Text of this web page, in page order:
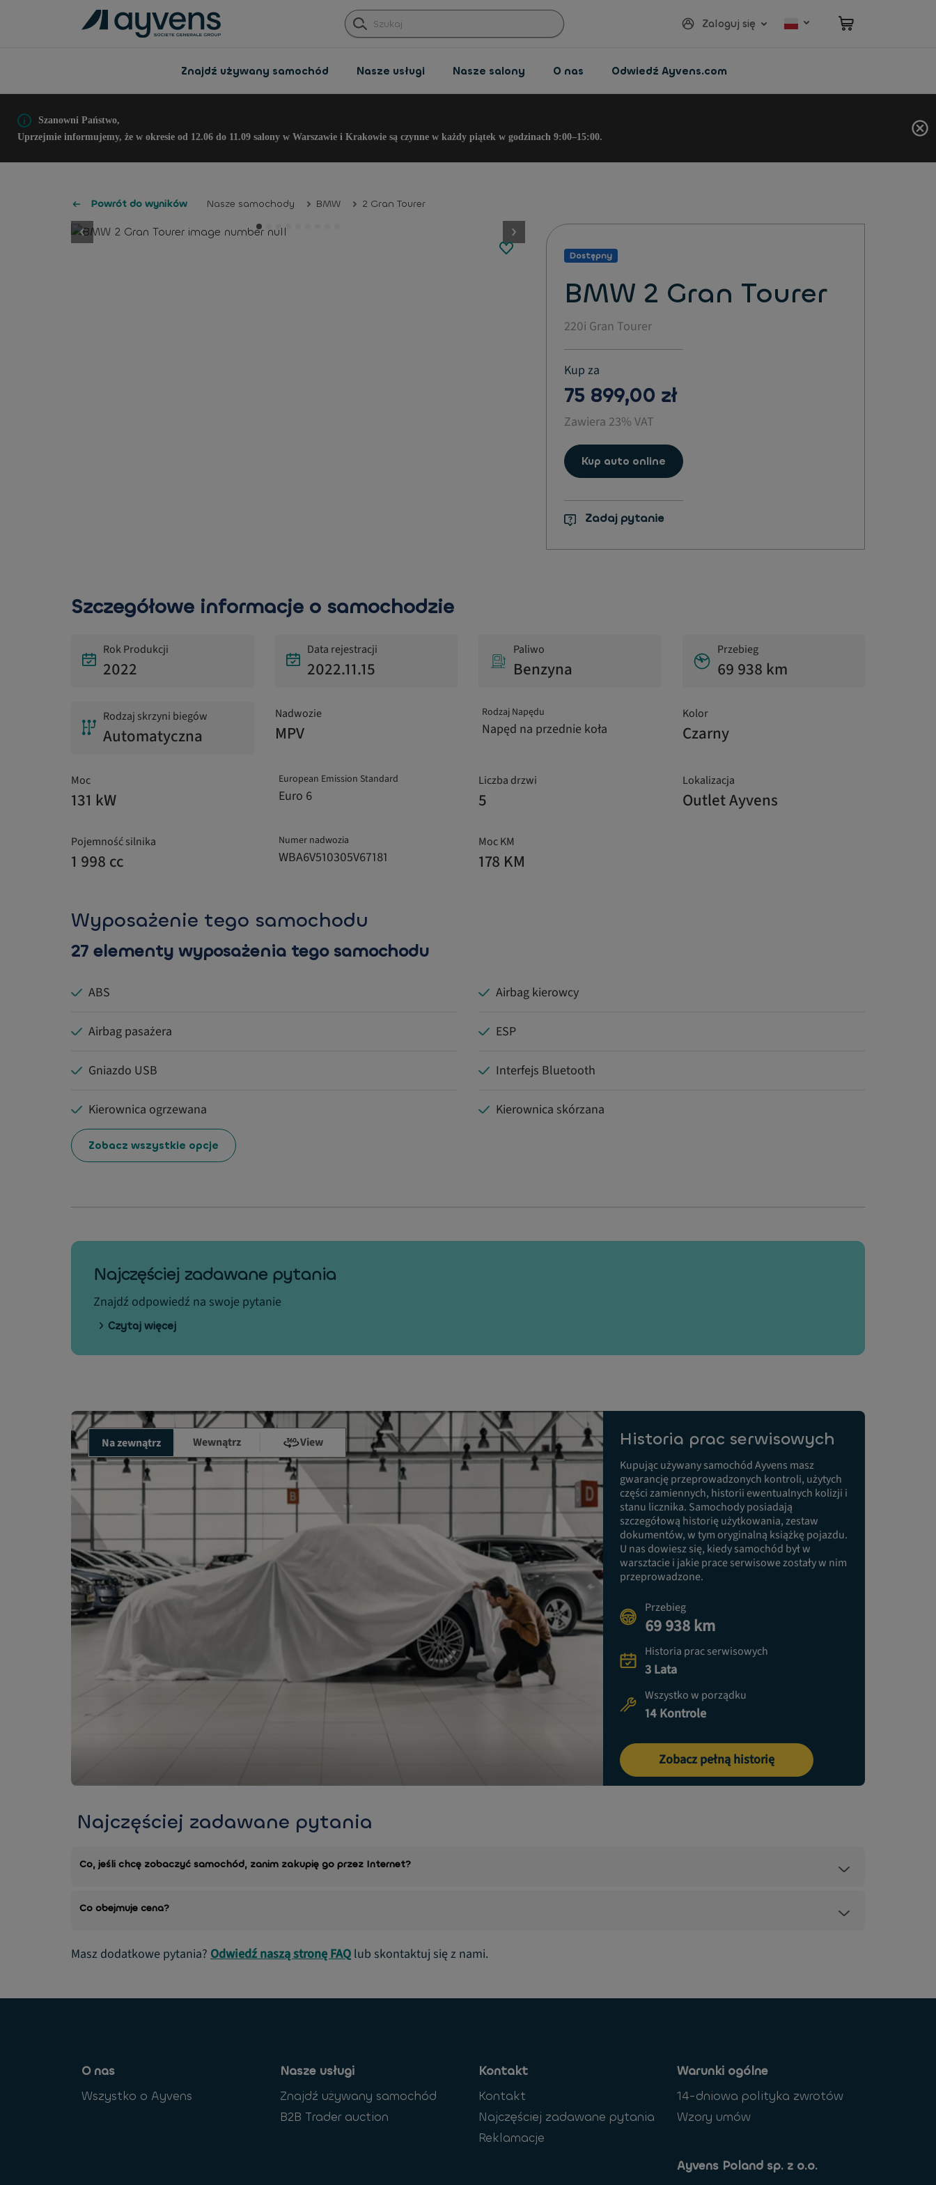
Zaloguj się
Znajdź używany samochód Nasze usługi Nasze salony O nas Odwiedź Ayvens.com
Szanowni Państwo,
Uprzejmie informujemy, że w okresie od 12.06 do 11.09 salony w Warszawie i Krakowie są czynne w każdy piątek w godzinach 9:00–15:00.
Powrót do wyników Nasze samochody BMW 2 Gran Tourer
button.previous button.next
Dostępny
BMW 2 Gran Tourer
220i Gran Tourer
Kup za
75 899,00 zł
Zawiera 23% VAT
Kup auto online
Zadaj pytanie
Szczegółowe informacje o samochodzie
Rok Produkcji
2022
Data rejestracji
2022.11.15
Paliwo
Benzyna
Przebieg
69 938 km
Rodzaj skrzyni biegów
Automatyczna
Nadwozie
MPV
Rodzaj Napędu
Napęd na przednie koła
Kolor
Czarny
Moc
131 kW
European Emission Standard
Euro 6
Liczba drzwi
5
Lokalizacja
Outlet Ayvens
Pojemność silnika
1 998 cc
Numer nadwozia
WBA6V510305V67181
Moc KM
178 KM
Wyposażenie tego samochodu
27 elementy wyposażenia tego samochodu
ABS Airbag kierowcy
Airbag pasażera ESP
Gniazdo USB Interfejs Bluetooth
Kierownica ogrzewana Kierownica skórzana
Zobacz wszystkie opcje
Najczęściej zadawane pytania
Znajdź odpowiedź na swoje pytanie
Czytaj więcej
Na zewnątrz Wewnątrz View Historia prac serwisowych
Kupując używany samochód Ayvens masz
gwarancję przeprowadzonych kontroli, użytych
części zamiennych, historii ewentualnych kolizji i
stanu licznika. Samochody posiadają
szczegółową historię użytkowania, zestaw
dokumentów, w tym oryginalną książkę pojazdu.
U nas dowiesz się, kiedy samochód był w
warsztacie i jakie prace serwisowe zostały w nim
przeprowadzone.
Przebieg
69 938 km
Historia prac serwisowych
3 Lata
Wszystko w porządku
14 Kontrole
Zobacz pełną historię
Najczęściej zadawane pytania
Co, jeśli chcę zobaczyć samochód, zanim zakupię go przez Internet?
Co obejmuje cena?
Masz dodatkowe pytania? Odwiedź naszą stronę FAQ lub skontaktuj się z nami.
O nas
Wszystko o Ayvens
Nasze usługi
Znajdź używany samochód
B2B Trader auction
Kontakt
Kontakt
Najczęściej zadawane pytania
Reklamacje
Warunki ogólne
14-dniowa polityka zwrotów
Wzory umów
Ayvens Poland sp. z o.o.